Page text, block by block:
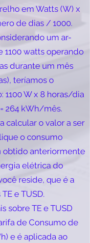
em Watts (W) x
de dias / 1000.
um ar-
1100 watts operando
durante um mês
teríamos o
1100 W x 8 horas/dia
264 kWh/mês.
calcular o valor a ser
o consumo
obtido anteriormente
elétrica do
reside, que é a
e TUSD.
sobre TE e TUSD
de Consumo de
e é aplicada ao